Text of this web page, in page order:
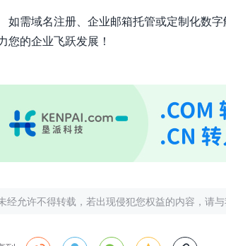
如需域名注册、企业邮箱托管或定制化数
您的企业飞跃发展！
经允许不得转载，若出现侵犯您权益的内容，请